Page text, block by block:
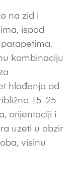
na zid i
ispod
kombinaciju
hlađenja od
15–25
orijentaciji i
uzeti u obzir
visinu